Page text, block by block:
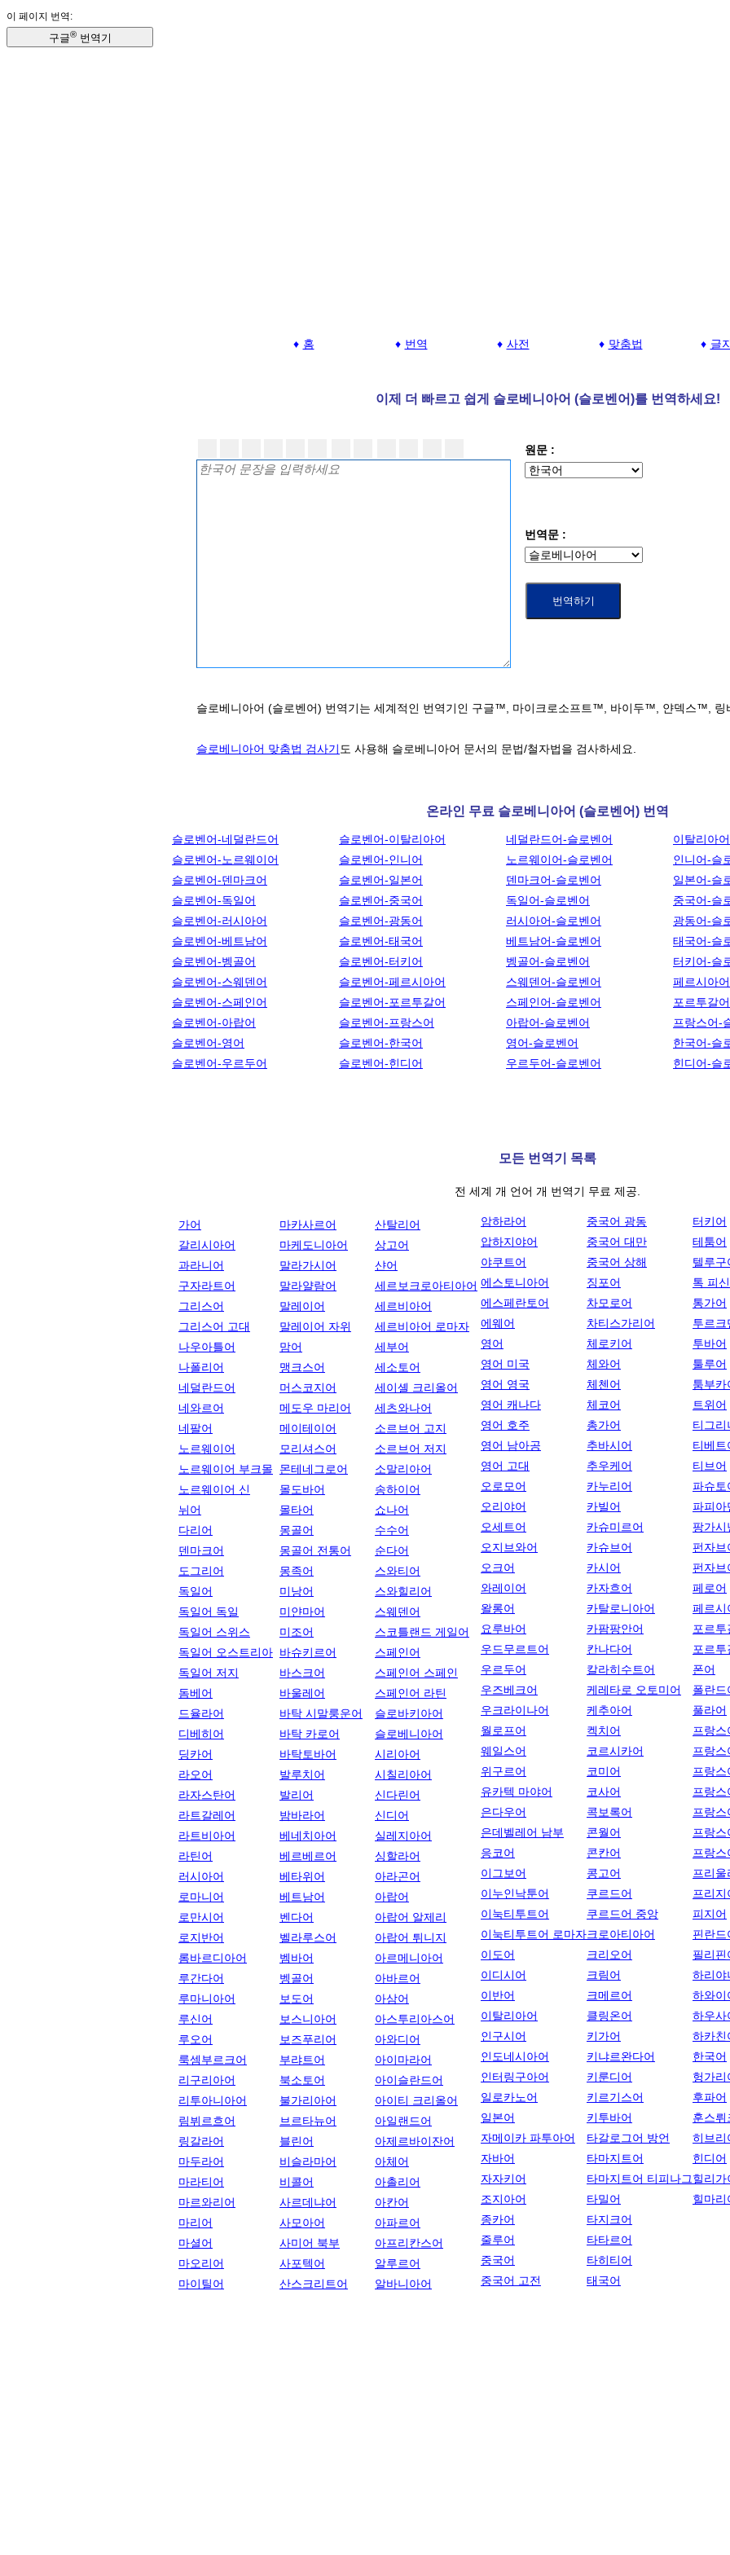
이 페이지 번역:
구글®번역기
홈 번역 사전 맞춤법 글
이제 더 빠르고 쉽게 슬로베니아어 (슬로벤어)를 번역하세요!
원문 :
번역문 :
슬로베니아어 (슬로벤어) 번역기는 세계적인 번역기인 구글™, 마이크로소프트™, 바이두™, 얀덱스™, 링
슬로베니아어 맞춤법 검사기 도 사용해 슬로베니아어 문서의 문법/철자법을 검사하세요.
온라인 무료 슬로베니아어 (슬로벤어) 번역
슬로벤어-네덜란드어
슬로벤어-노르웨이어
슬로벤어-덴마크어
슬로벤어-독일어
슬로벤어-러시아어
슬로벤어-베트남어
슬로벤어-벵골어
슬로벤어-스웨덴어
슬로벤어-스페인어
슬로벤어-아랍어
슬로벤어-영어
슬로벤어-우르두어
슬로벤어-이탈리아어
슬로벤어-인니어
슬로벤어-일본어
슬로벤어-중국어
슬로벤어-광동어
슬로벤어-태국어
슬로벤어-터키어
슬로벤어-페르시아어
슬로벤어-포르투갈어
슬로벤어-프랑스어
슬로벤어-한국어
슬로벤어-힌디어
네덜란드어-슬로벤어
노르웨이어-슬로벤어
덴마크어-슬로벤어
독일어-슬로벤어
러시아어-슬로벤어
베트남어-슬로벤어
벵골어-슬로벤어
스웨덴어-슬로벤어
스페인어-슬로벤어
아랍어-슬로벤어
영어-슬로벤어
우르두어-슬로벤어
이탈리아
인니어-슬
일본어-슬
중국어-슬
광동어-슬
태국어-슬
터키어-슬
페르시아
포르투갈
프랑스어-
한국어-슬
힌디어-슬
모든 번역기 목록
전 세계 개 언어 개 번역기 무료 제공.
가어
갈리시아어
과라니어
구자라트어
그리스어
그리스어 고대
나우아틀어
나폴리어
네덜란드어
네와르어
네팔어
노르웨이어
노르웨이어 부크몰
노르웨이어 신
뉘어
다리어
덴마크어
도그리어
독일어
독일어 독일
독일어 스위스
독일어 오스트리아
독일어 저지
돔베어
드율라어
디베히어
딩카어
라오어
라자스탄어
라트갈레어
라트비아어
라틴어
러시아어
로마니어
로만시어
로지반어
롬바르디아어
루간다어
루마니아어
루신어
루오어
룩셈부르크어
리구리아어
리투아니아어
림뷔르흐어
링갈라어
마두라어
마라티어
마르와리어
마리어
마셜어
마오리어
마이틸어
마카사르어
마케도니아어
말라가시어
말라얄람어
말레이어
말레이어 자위
맘어
맹크스어
머스코지어
메도우 마리어
메이테이어
모리셔스어
몬테네그로어
몰도바어
몰타어
몽골어
몽골어 전통어
몽족어
미낭어
미얀마어
미조어
바슈키르어
바스크어
바울레어
바탁 시말룽운어
바탁 카로어
바탁토바어
발루치어
발리어
밤바라어
베네치아어
베르베르어
베타위어
베트남어
벤다어
벨라루스어
벰바어
벵골어
보도어
보스니아어
보즈푸리어
부랴트어
북소토어
불가리아어
브르타뉴어
블린어
비슬라마어
비콜어
사르데냐어
사모아어
사미어 북부
사포텍어
산스크리트어
산탈리어
상고어
샨어
세르보크로아티아어
세르비아어
세르비아어 로마자
세부어
세소토어
세이셸 크리올어
세츠와나어
소르브어 고지
소르브어 저지
소말리아어
송하이어
쇼나어
수수어
순다어
스와티어
스와힐리어
스웨덴어
스코틀랜드 게일어
스페인어
스페인어 스페인
스페인어 라틴
슬로바키아어
슬로베니아어
시리아어
시칠리아어
신다린어
신디어
실레지아어
싱할라어
아라곤어
아랍어
아랍어 알제리
아랍어 튀니지
아르메니아어
아바르어
아삼어
아스투리아스어
아와디어
아이마라어
아이슬란드어
아이티 크리올어
아일랜드어
아제르바이잔어
아체어
아촐리어
아칸어
아파르어
아프리칸스어
알루르어
알바니아어
암하라어
압하지야어
야쿠트어
에스토니아어
에스페란토어
에웨어
영어
영어 미국
영어 영국
영어 캐나다
영어 호주
영어 남아공
영어 고대
오로모어
오리야어
오세트어
오지브와어
오크어
와레이어
왈롱어
요루바어
우드무르트어
우르두어
우즈베크어
우크라이나어
월로프어
웨일스어
위구르어
유카텍 마야어
은다우어
은데벨레어 남부
응코어
이그보어
이누인낙툰어
이눅티투트어
이눅티투트어 로마자
이도어
이디시어
이반어
이탈리아어
인구시어
인도네시아어
인터링구아어
일로카노어
일본어
자메이카 파투아어
자바어
자자키어
조지아어
종카어
줄루어
중국어
중국어 고전
중국어 광동
중국어 대만
중국어 상해
징포어
차모로어
차티스가리어
체로키어
체와어
체첸어
체코어
총가어
추바시어
추우케어
카누리어
카빌어
카슈미르어
카슈브어
카시어
카자흐어
카탈로니아어
카팜팡안어
칸나다어
칼라히수트어
케레타로 오토미어
케추아어
켁치어
코르시카어
코미어
코사어
콕보록어
콘월어
콘칸어
콩고어
쿠르드어
쿠르드어 중앙
크로아티아어
크리오어
크림어
크메르어
클링온어
키가어
키냐르완다어
키룬디어
키르기스어
키투바어
타갈로그어 방언
타마지트어
타마지트어 티피나그
타밀어
타지크어
타타르어
타히티어
태국어
터키어
테툼어
텔루구
톡 피
통가어
투르크
투바어
툴루어
툼부카
트위어
티그리
티베트
티브어
파슈토
파피아
팡가시
펀자브
펀자브
페로어
페르시
포르투
포르투
폰어
폴란드
풀라어
프랑스
프랑스
프랑스
프랑
프랑
프랑
프랑스
프리울
프리지
피지어
핀란드
필리핀
하리야
하와이
하우사
하카친
한국어
헝가리
후파어
훈스뤼
히브리
힌디어
힐리가
힐마리